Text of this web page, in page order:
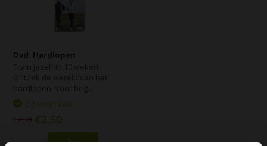
Dvd: Hardlopen
Op voorraad
€7,50 €2,50